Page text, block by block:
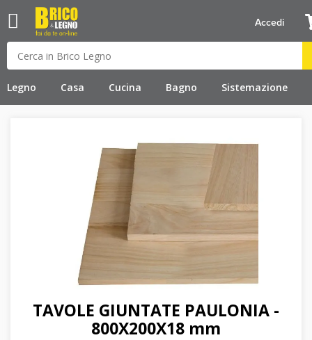
Legno Casa Cucina Bagno Sistemazione
Accedi
TAVOLE GIUNTATE PAULONIA -
800X200X18 mm